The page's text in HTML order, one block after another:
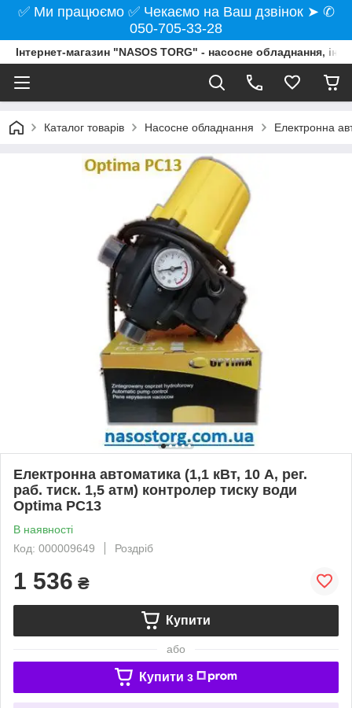
✅ Ми працюємо ✅ Чекаємо на Ваш дзвінок ➤ ✆
050-705-33-28
Інтернет-магазин "NASOS TORG" - насосне обладнання,
Каталог товарів Насосне обладнання Електронна
Електронна автоматика (1,1 кВт, 10 А, рег.
раб. тиск. 1,5 атм) контролер тиску води
Optima PC13
В наявності
Код: 000009649
Роздріб
1 536 ₴
Купити
або
Купити з